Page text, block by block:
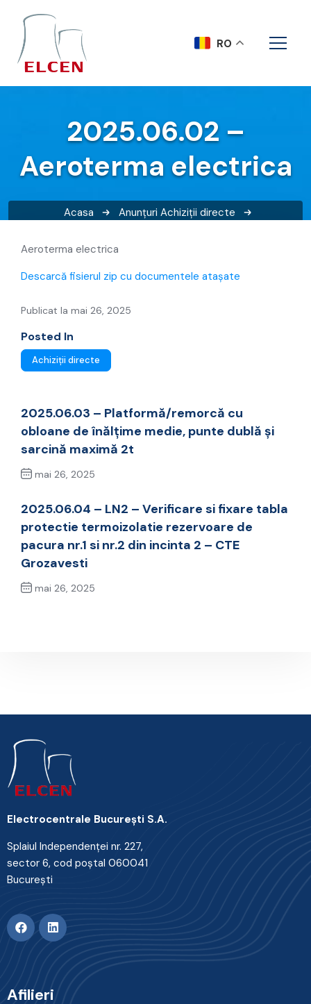
2025.06.02 –
Aeroterma electrica
Acasa Anunțuri Achiziții directe
Aeroterma electrica
Descarcă fisierul zip cu documentele atașate
Publicat la mai 26, 2025
Posted In
Achiziții directe
2025.06.03 – Platformă/remorcă cu
obloane de înălțime medie, punte dublă și
sarcină maximă 2t
mai 26, 2025
2025.06.04 – LN2 – Verificare si fixare tabla
protectie termoizolatie rezervoare de
pacura nr.1 si nr.2 din incinta 2 – CTE
Grozavesti
mai 26, 2025
Electrocentrale Bucureşti S.A.
Splaiul Independenţei nr. 227,
sector 6, cod poştal 060041
Bucureşti
Afilieri
RO